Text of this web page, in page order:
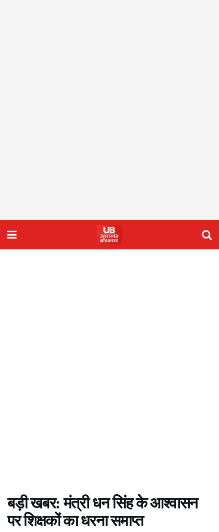
बड़ी खबर: मंत्री धन सिंह के आश्वासन
पर शिक्षकों का धरना समाप्त